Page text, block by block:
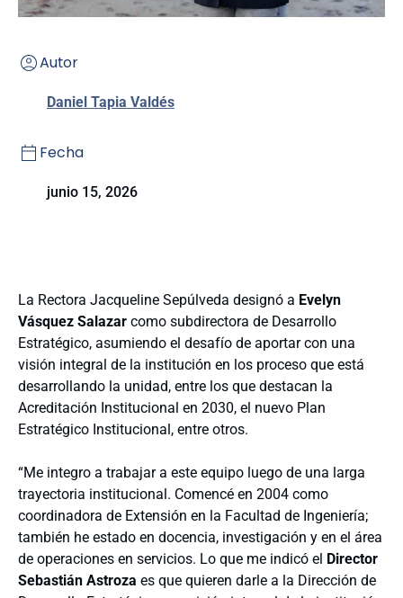
Autor
Daniel Tapia Valdés
Fecha
junio 15, 2026
La Rectora Jacqueline Sepúlveda designó a Evelyn
Vásquez Salazar como subdirectora de Desarrollo
Estratégico, asumiendo el desafío de aportar con una
visión integral de la institución en los proceso que está
desarrollando la unidad, entre los que destacan la
Acreditación Institucional en 2030, el nuevo Plan
Estratégico Institucional, entre otros.
“Me integro a trabajar a este equipo luego de una larga
trayectoria institucional. Comencé en 2004 como
coordinadora de Extensión en la Facultad de Ingeniería;
también he estado en docencia, investigación y en el área
de operaciones en servicios. Lo que me indicó el Director
Sebastián Astroza es que quieren darle a la Dirección de